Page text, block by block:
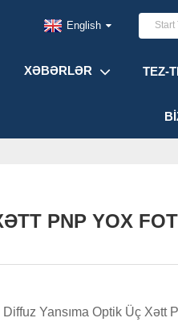
XƏBƏRLƏR TEZ-
English
PNP YOX
Yansıma Optik Üç Xətt